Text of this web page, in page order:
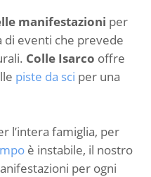
manifestazioni per
eventi che prevede
Colle Isarco offre
piste da sci per una
l’intera famiglia, per
è instabile, il nostro
per ogni